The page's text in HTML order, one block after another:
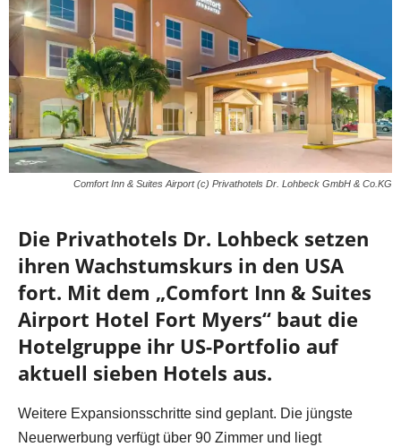
Comfort Inn & Suites Airport (c) Privathotels Dr. Lohbeck GmbH & Co.KG
Die Privathotels Dr. Lohbeck setzen
ihren Wachstumskurs in den USA
fort. Mit dem „Comfort Inn & Suites
Airport Hotel Fort Myers“ baut die
Hotelgruppe ihr US-Portfolio auf
aktuell sieben Hotels aus.
Weitere Expansionsschritte sind geplant. Die jüngste
Neuerwerbung verfügt über 90 Zimmer und liegt